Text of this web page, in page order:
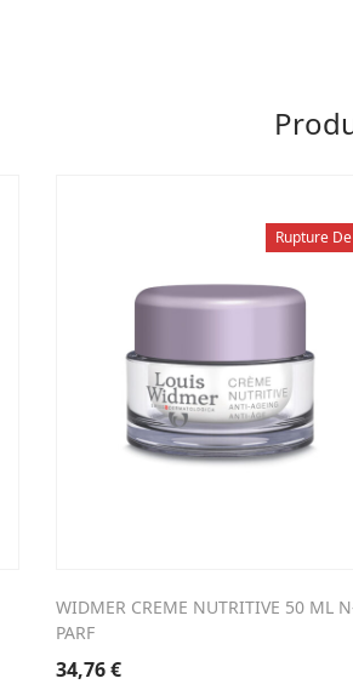
Rupture
WIDMER CREME NUTRITIVE 50 ML
PARF
34,76€